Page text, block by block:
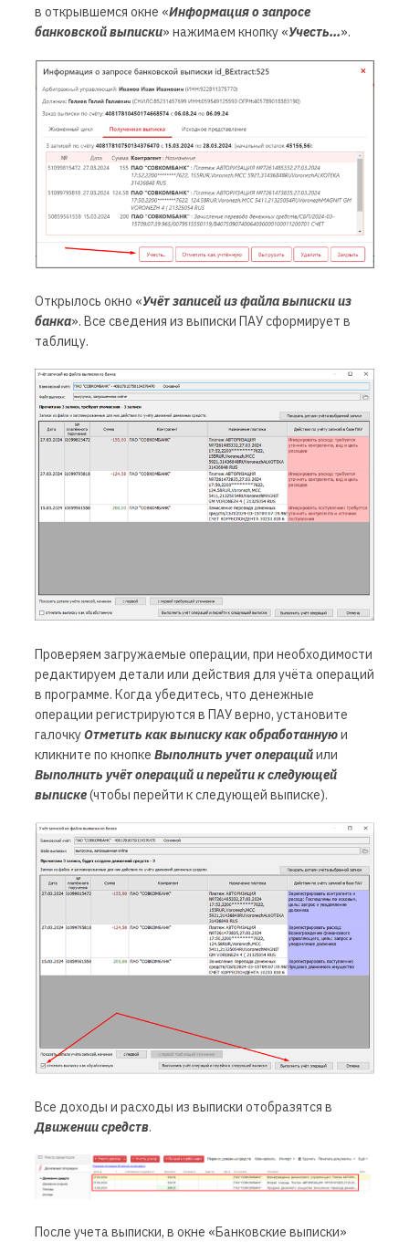
в открывшемся окне «Информация о запросе
банковской выписки» нажимаем кнопку «Учесть...».
Открылось окно «Учёт записей из файла выписки из
банка». Все сведения из выписки ПАУ сформирует в
таблицу.
Проверяем загружаемые операции, при необходимости
редактируем детали или действия для учёта операций
в программе. Когда убедитесь, что денежные
операции регистрируются в ПАУ верно, установите
галочкуОтметить как выписку как обработаннуюи
кликните по кнопке Выполнить учет операцийили
Выполнить учёт операций и перейти к следующей
выписке(чтобы перейти к следующей выписке).
Все доходы и расходы из выписки отобразятся в
Движении средств.
После учета выписки, в окне «Банковские выписки»